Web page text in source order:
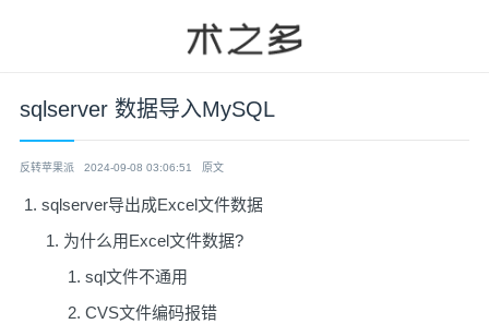
sqlserver 数据导入MySQL
反转苹果派 2024-09-08 03:06:51 原文
sqlserver导出成Excel文件数据
为什么用Excel文件数据?
sql文件不通用
CVS文件编码报错